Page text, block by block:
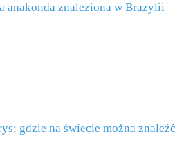
anakonda znaleziona w Brazylii
gdzie na świecie można znaleźć